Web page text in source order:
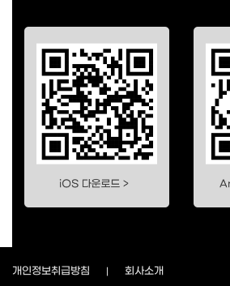
개인정보취급방침 회사소개